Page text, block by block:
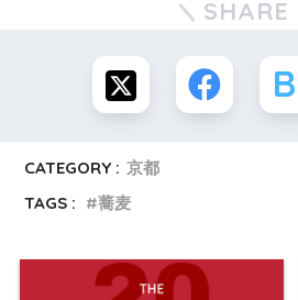
SHARE
CATEGORY : 京都
TAGS :
蕎麦